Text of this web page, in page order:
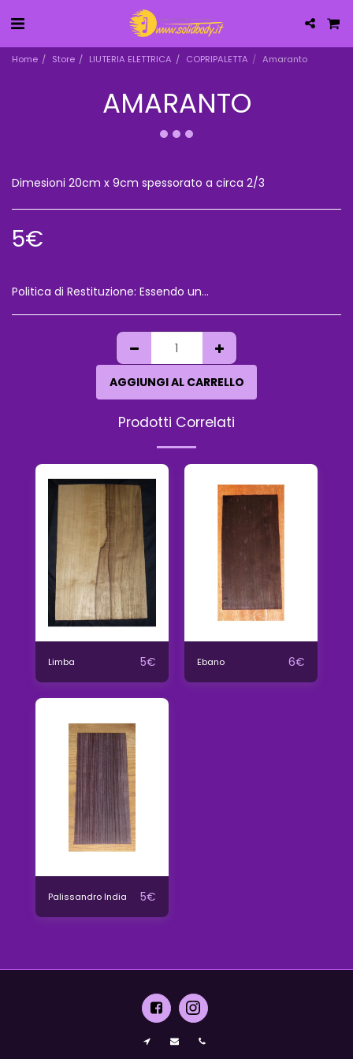
Home Store LIUTERIA ELETTRICA COPRIPALETTA Amaranto
AMARANTO
Dimesioni 20cm x 9cm spessorato a circa 2/3
5€
Politica di Restituzione: Essendo una vendita a distanza il cliente ha diritto di recesso,le spese di spedizione saranno a suo carico,e ogni oggetto non dovra&#039; essere alterato,rispetto a come vie è arrivato Vi consigliamo sempre di chiedere l&#039;assicurazione per il vostro ordine,perche&#039; in caso di smarrimento o danneggiamento,non risponderemo dell&#039;accaduto
AGGIUNGI AL CARRELLO
Prodotti Correlati
Limba 5€ Ebano 6€
Palissandro India 5€